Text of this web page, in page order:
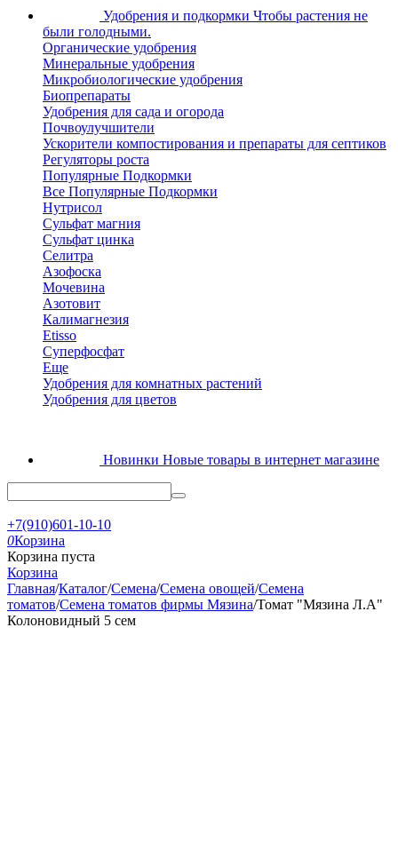
Удобрения и подкормки Чтобы растения не
были голодными.
Органические удобрения
Минеральные удобрения
Микробиологические удобрения
Биопрепараты
Удобрения для сада и огорода
Почвоулучшители
Ускорители компостирования и препараты для септиков
Регуляторы роста
Популярные Подкормки
Все Популярные Подкормки
Нутрисол
Сульфат магния
Сульфат цинка
Селитра
Азофоска
Мочевина
Азотовит
Калимагнезия
Etisso
Суперфосфат
Еще
Удобрения для комнатных растений
Удобрения для цветов
Новинки Новые товары в интернет магазине
+7(910)601-10-10
0Корзина
Корзина пуста
Корзина
Главная/Каталог/Семена/Семена овощей/Семена
томатов/Семена томатов фирмы Мязина/Томат "Мязина Л.А"
Колоновидный 5 сем